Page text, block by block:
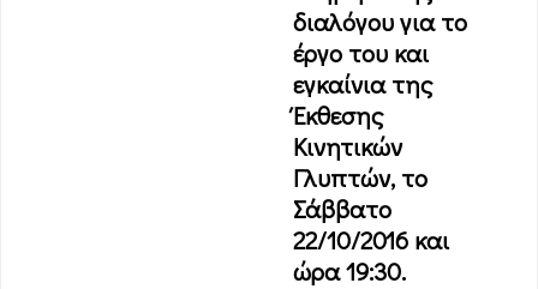
διαλόγου για το
έργο του και
εγκαίνια της
Έκθεσης
Κινητικών
Γλυπτών, το
Σάββατο
22/10/2016 και
ώρα 19:30.